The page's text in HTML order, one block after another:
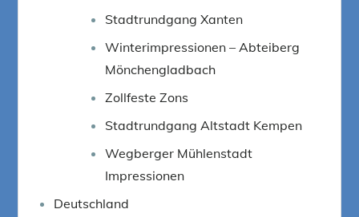
Stadtrundgang Xanten
Winterimpressionen – Abteiberg
Mönchengladbach
Zollfeste Zons
Stadtrundgang Altstadt Kempen
Wegberger Mühlenstadt
Impressionen
Deutschland